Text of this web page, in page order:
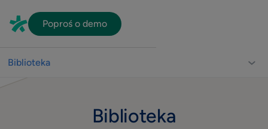
Poproś o demo
Biblioteka
Biblioteka
Usprawnienie pracy gabinetu